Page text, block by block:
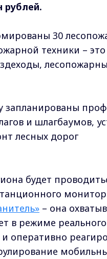
рублей.
30
техники – это
запланированы
и шлагбаумов,
лесных дорог
будет
– она
в режиме
оперативно